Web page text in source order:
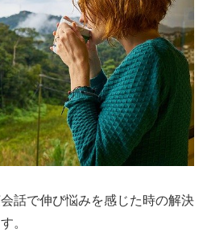
話で伸び悩みを感じた時の解決
。